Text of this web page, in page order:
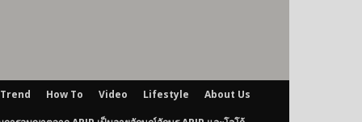
Trend How To Video Lifestyle About Us